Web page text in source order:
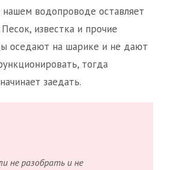
водопроводе оставляет
известка и прочие
оседают на шарике и не дают
тогда
заедать.
не разобрать и не